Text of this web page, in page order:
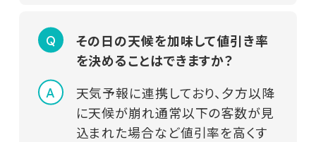
その日の天候を加味して値引き率
を決めることはできますか？
天気予報に連携しており、夕方以降
に天候が崩れ通常以下の客数が見
込まれた場合など値引率を高くす